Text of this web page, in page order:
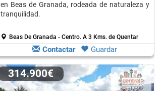
en Beas de Granada, rodeada de naturaleza y
tranquilidad.
Beas De Granada - Centro. A 3 Kms. de Quentar
Contactar Guardar
314.900€